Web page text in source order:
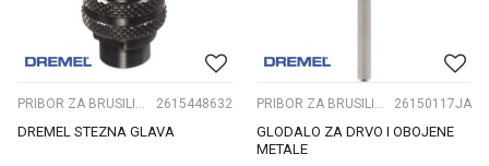
2615448632
DREMEL STEZNA GLAVA
26150117JA
GLODALO ZA DRVO I OBOJENE
METALE